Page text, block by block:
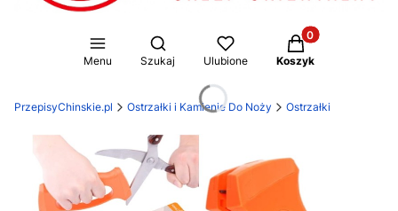
Menu
Otwórz wyszukiwarkę
Szukaj Ulubione
Produkty w
Koszyk
PrzepisyChinskie.pl Ostrzałki i Kamienie Do Noży Ostrzałki